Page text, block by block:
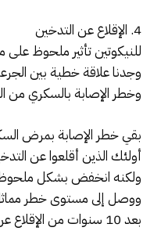
4. الإقلاع عن التدخين
للنيكوتين تأثير ملحوظ على
وجدنا علاقة خطية بين
وخطر الإصابة بالسكري من
بقي خطر الإصابة بمرض
أولئك الذين أقلعوا عن
ولكنه انخفض بشكل ملحوظ
ووصل إلى مستوى خطر
بعد 10 سنوات من الإقلاع عن التدخين.